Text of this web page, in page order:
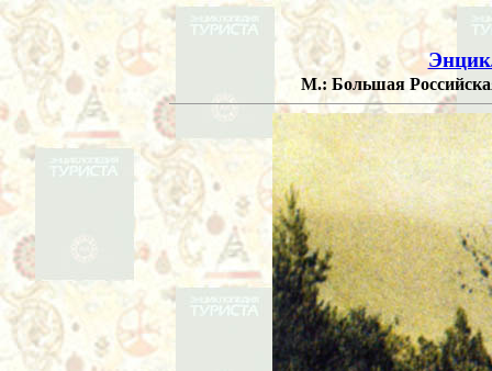
М.: Большая